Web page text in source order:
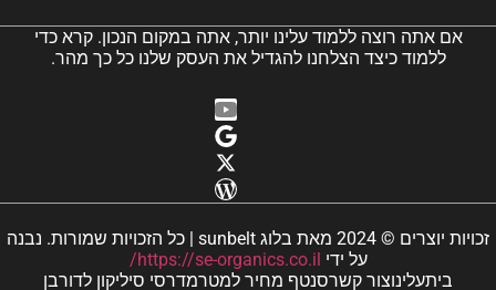
אם אתה רוצה ללמוד עלינו יותר, אתה במקום הנכון. קרא כדי
ללמוד כיצד הצלחנו להגדיל את העסק שלנו כל כך מהר.
זכויות יוצרים © 2024 מאת בלוג sunbelt | כל הזכויות שמורות. נבנה
על ידי https://se-organics.co.il/
ביתעלינוצור קשרסנטף מחיר למטרמדרסי סיליקון לדורבן